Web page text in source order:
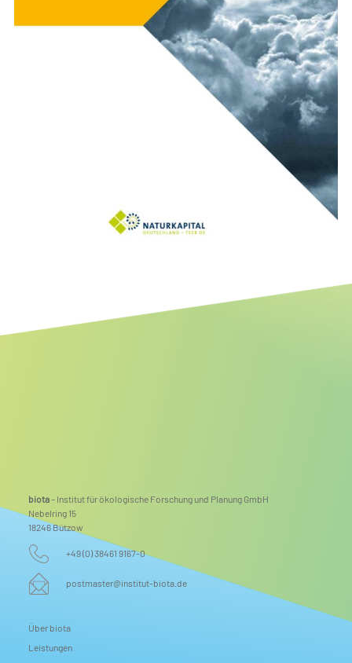
biota– Institut für ökologische Forschung und Planung GmbH
Nebelring 15
18246 Bützow
+49 (0) 38461 9167-0
postmaster@institut-biota.de
Über biota
Leistungen